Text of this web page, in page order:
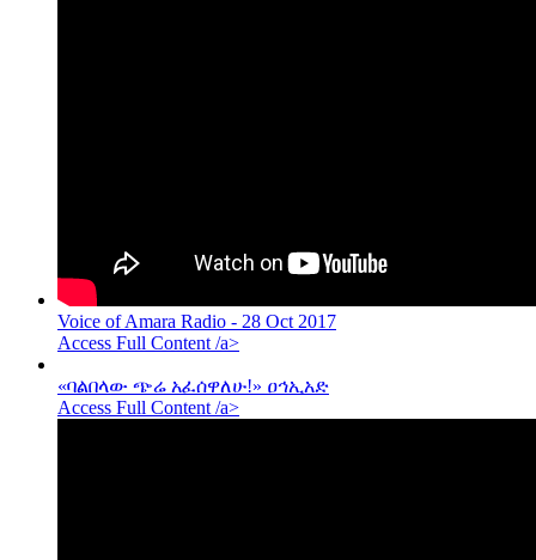
Voice of Amara Radio - 28 Oct 2017
Access Full Content /a>
«ባልበላው ጭሬ አፈሰዋለሁ!» ዐኅኢአድ
Access Full Content /a>